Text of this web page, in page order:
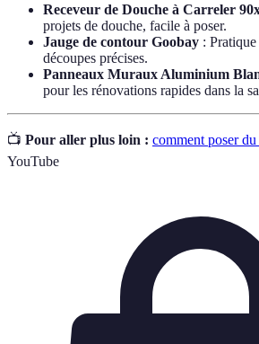
Receveur de Douche à Carreler
projets de douche, facile à poser.
Jauge de contour Goobay :
découpes précises.
Panneaux Muraux Aluminium
pour les rénovations rapides dans la
📺 Pour aller plus loin : comment poser
YouTube